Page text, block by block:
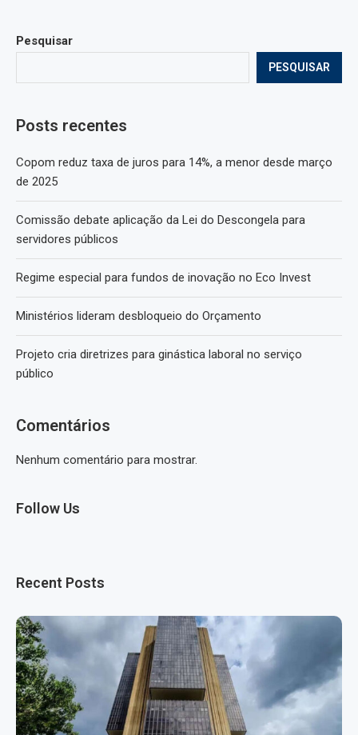
Pesquisar
PESQUISAR
Posts recentes
Copom reduz taxa de juros para 14%, a menor desde março
de 2025
Comissão debate aplicação da Lei do Descongela para
servidores públicos
Regime especial para fundos de inovação no Eco Invest
Ministérios lideram desbloqueio do Orçamento
Projeto cria diretrizes para ginástica laboral no serviço
público
Comentários
Nenhum comentário para mostrar.
Follow Us
Recent Posts